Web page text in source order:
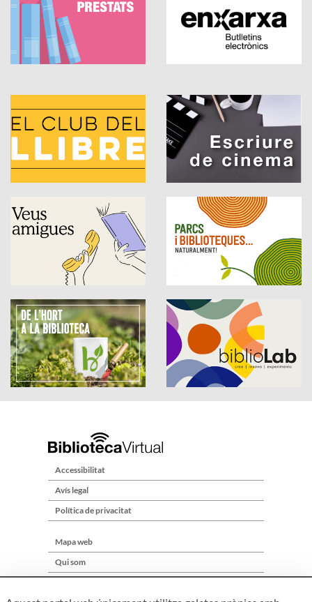
Accessibilitat
Avís legal
Política de privacitat
Mapa web
Qui som